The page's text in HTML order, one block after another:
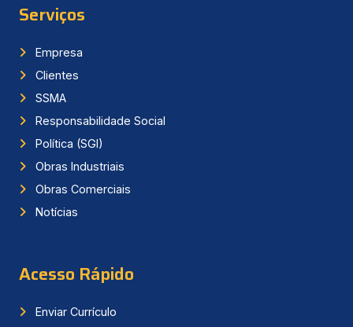
Serviços
Empresa
Clientes
SSMA
Responsabilidade Social
Política (SGI)
Obras Industriais
Obras Comerciais
Notícias
Acesso Rápido
Enviar Currículo